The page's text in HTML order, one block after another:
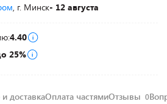
, г. Минск- 12 августа
4.40
25%
доставкаОплата частямиОтзывы 0